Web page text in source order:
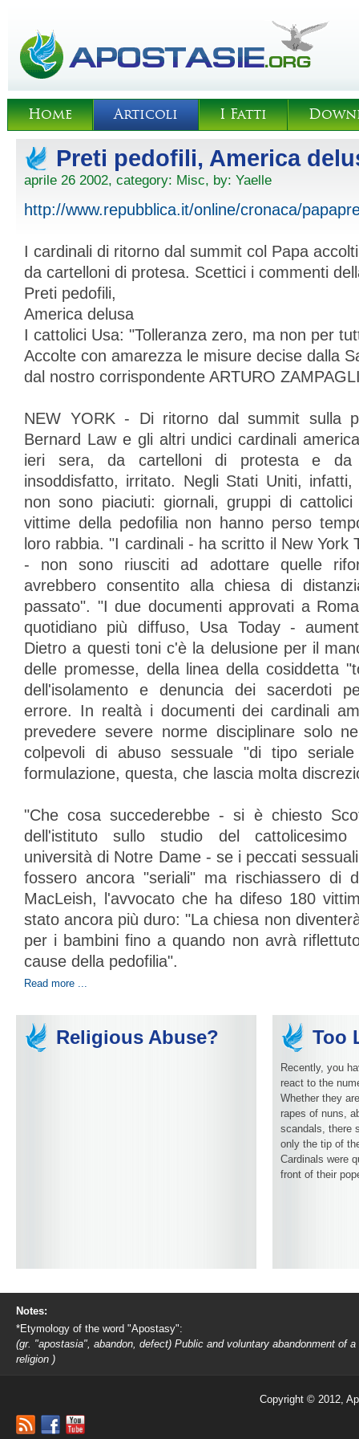
Home Articoli I Fatti
Preti pedofili, America
aprile 26 2002, category: Misc, by: Yaelle
http://www.repubblica.it/online/cronaca/
I cardinali di ritorno dal summit col Papa accolti
da cartelloni di protesa. Scettici i commenti
Preti pedofili,
America delusa
I cattolici Usa: "Tolleranza zero, ma non per
Accolte con amarezza le misure decise dalla
dal nostro corrispondente ARTURO
NEW YORK - Di ritorno dal summit sulla
Bernard Law e gli altri undici cardinali
ieri sera, da cartelloni di protesta e da
insoddisfatto, irritato. Negli Stati Uniti,
non sono piaciuti: giornali, gruppi di
vittime della pedofilia non hanno perso
loro rabbia. "I cardinali - ha scritto il New York
- non sono riusciti ad adottare quelle
avrebbero consentito alla chiesa di
passato". "I due documenti approvati a
quotidiano più diffuso, Usa Today -
Dietro a questi toni c'è la delusione per il
delle promesse, della linea della cosiddetta
dell'isolamento e denuncia dei sacerdoti
errore. In realtà i documenti dei cardinali
prevedere severe norme disciplinare solo
colpevoli di abuso sessuale "di tipo
formulazione, questa, che lascia molta
"Che cosa succederebbe - si è chiesto
dell'istituto sullo studio del cattolicesimo
università di Notre Dame - se i peccati
fossero ancora "seriali" ma rischiassero di
MacLeish, l'avvocato che ha difeso 180
stato ancora più duro: "La chiesa non
per i bambini fino a quando non avrà
cause della pedofilia".
Read more ...
Religious Abuse? Too
Recently, you
react to the
Whether they
rapes of nuns,
scandals, there
only the tip of
Cardinals were
front of their
Notes:
*Etymology of the word "Apostasy":
(gr. "apostasia", abandon, defect) Public and voluntary abandonment of a
religion )
Copyright © 2012,